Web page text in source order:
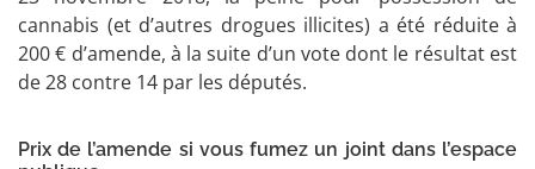
cannabis (et d’autres drogues illicites) a été réduite à
200 € d’amende, à la suite d’un vote dont le résultat est
de 28 contre 14 par les députés.
Prix de l’amende si vous fumez un joint dans l’espace